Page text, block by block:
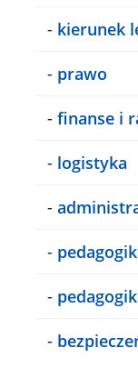
- kierunek
- prawo
- finanse i
- logistyka
-
-
-
-